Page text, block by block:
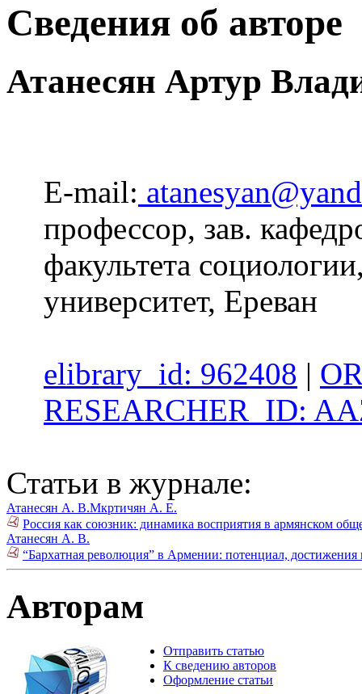
Сведения об авторе
Атанесян Артур
E-mail:
профессор, зав.
факультета
университет, Ереван
elibrary_id: 962408 |
RESEARCHER_ID:
Статьи в журнале:
Атанесян А. В.Мкртичян А. Е.
Россия как союзник: динамика восприятия в армянском
Атанесян А. В.
“Бархатная революция” в Армении: потенциал,
Авторам
Отправить статью
К сведению авторов
Оформление статьи